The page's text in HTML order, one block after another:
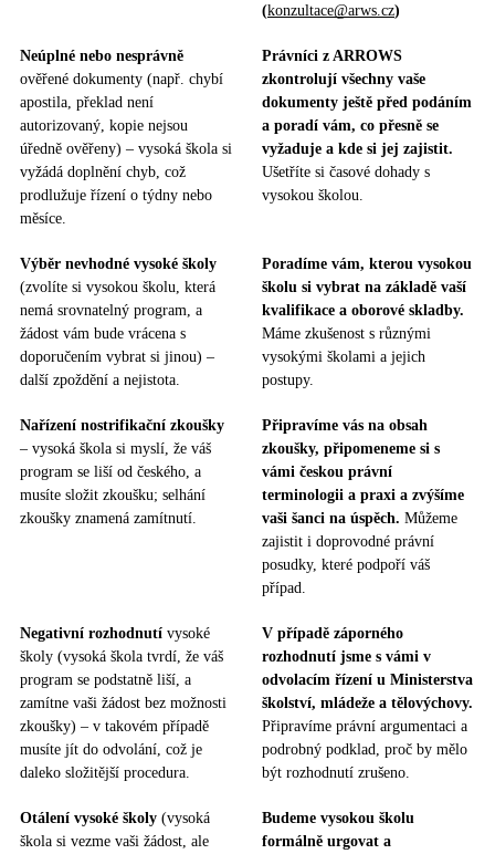
(konzultace@arws.cz)
Neúplné nebo nesprávně
ověřené dokumenty (např. chybí
apostila, překlad není
autorizovaný, kopie nejsou
úředně ověřeny) – vysoká škola si
vyžádá doplnění chyb, což
prodlužuje řízení o týdny nebo
měsíce.
Právníci z ARROWS
zkontrolují všechny vaše
dokumenty ještě před podáním
a poradí vám, co přesně se
vyžaduje a kde si jej zajistit.
Ušetříte si časové dohady s
vysokou školou.
Výběr nevhodné vysoké školy
(zvolíte si vysokou školu, která
nemá srovnatelný program, a
žádost vám bude vrácena s
doporučením vybrat si jinou) –
další zpoždění a nejistota.
Poradíme vám, kterou vysokou
školu si vybrat na základě vaší
kvalifikace a oborové skladby.
Máme zkušenost s různými
vysokými školami a jejich
postupy.
Nařízení nostrifikační zkoušky
– vysoká škola si myslí, že váš
program se liší od českého, a
musíte složit zkoušku; selhání
zkoušky znamená zamítnutí.
Připravíme vás na obsah
zkoušky, připomeneme si s
vámi českou právní
terminologii a praxi a zvýšíme
vaši šanci na úspěch. Můžeme
zajistit i doprovodné právní
posudky, které podpoří váš
případ.
Negativní rozhodnutí vysoké
školy (vysoká škola tvrdí, že váš
program se podstatně liší, a
zamítne vaši žádost bez možnosti
zkoušky) – v takovém případě
musíte jít do odvolání, což je
daleko složitější procedura.
V případě záporného
rozhodnutí jsme s vámi v
odvolacím řízení u Ministerstva
školství, mládeže a tělovýchovy.
Připravíme právní argumentaci a
podrobný podklad, proč by mělo
být rozhodnutí zrušeno.
Otálení vysoké školy (vysoká
škola si vezme vaši žádost, ale
Budeme vysokou školu
formálně urgovat a